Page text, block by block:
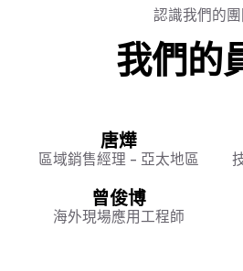
認識我們的
我們的
唐燁
區域銷售經理 - 亞太地區
曾俊博
海外現場應用工程師